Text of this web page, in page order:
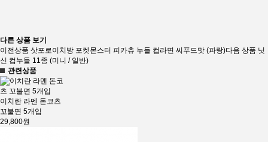
다른 상품 보기
이전상품 삿포로이치방 포켓몬스터 피카츄 누들 컵라면 씨푸드맛 (파랑)다음 상품 닛
신 컵누들 11종 (미니 / 일반)
관련상품
이치란 라멘 돈코츠
꼬불면 5개입
29,800원